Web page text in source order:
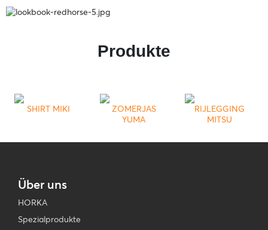
Produkte
SHIRT MIKI
ZOMERJAS
YUMA
RIJLEGGING
MITSU
Über uns
HORKA
Spezialprodukte